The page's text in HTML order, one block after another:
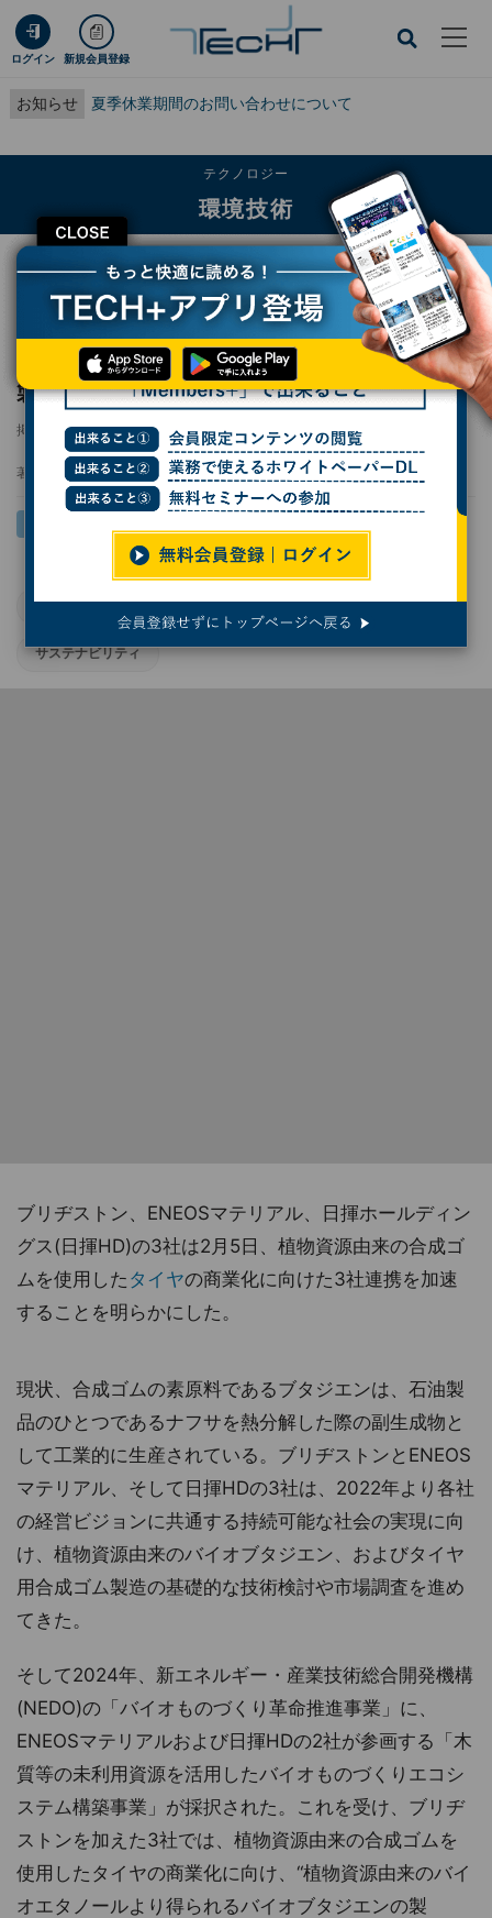
ログイン 新規会員登録
お知らせ 夏季休業期間のお問い合わせについて
CLOSE
テクノロジー
環境技術
TECH+ テクノロジー
環境技術
ブリヂストンなど3社、植物資源由来合成ゴム製タイヤの商業化へ連携を加速
ブリヂストンなど3社、植物資源由来合成ゴム
製タイヤの商業化へ連携を加速
掲載日 2025/02/06 09:56
著者： 鶴海大輔
タイヤ 科学技術 バイオテクノロジー SDGs
サステナビリティ
ブリヂストン、ENEOSマテリアル、日揮ホールディン
グス(日揮HD)の3社は2月5日、植物資源由来の合成ゴ
ムを使用した タイヤの商業化に向けた3社連携を加速
することを明らかにした。
現状、合成ゴムの素原料であるブタジエンは、石油製
品のひとつであるナフサを熱分解した際の副生成物と
して工業的に生産されている。ブリヂストンとENEOS
マテリアル、そして日揮HDの3社は、2022年より各社
の経営ビジョンに共通する持続可能な社会の実現に向
け、植物資源由来のバイオブタジエン、およびタイヤ
用合成ゴム製造の基礎的な技術検討や市場調査を進め
てきた。
そして2024年、新エネルギー・産業技術総合開発機構
(NEDO)の「バイオものづくり革命推進事業」に、
ENEOSマテリアルおよび日揮HDの2社が参画する「木
質等の未利用資源を活用したバイオものづくりエコシ
ステム構築事業」が採択された。これを受け、ブリヂ
ストンを加えた3社では、植物資源由来の合成ゴムを
使用したタイヤの商業化に向け、“植物資源由来のバイ
オエタノールより得られるバイオブタジエンの製